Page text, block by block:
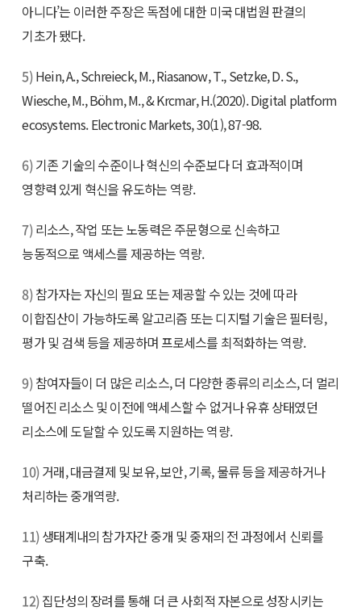
아니다’는 이러한 주장은 독점에 대한 미국 대법원 판결의
기초가 됐다.
5)Hein, A., Schreieck, M., Riasanow, T., Setzke, D. S.,
Wiesche, M., Böhm, M., & Krcmar, H.(2020). Digital platform
ecosystems. Electronic Markets, 30(1), 87-98.
6)기존 기술의 수준이나 혁신의 수준보다 더 효과적이며
영향력 있게 혁신을 유도하는 역량.
7)리소스, 작업 또는 노동력은 주문형으로 신속하고
능동적으로 액세스를 제공하는 역량.
8)참가자는 자신의 필요 또는 제공할 수 있는 것에 따라
이합집산이 가능하도록 알고리즘 또는 디지털 기술은 필터링,
평가 및 검색 등을 제공하며 프로세스를 최적화하는 역량.
9)참여자들이 더 많은 리소스, 더 다양한 종류의 리소스, 더 멀리
떨어진 리소스 및 이전에 액세스할 수 없거나 유휴 상태였던
리소스에 도달할 수 있도록 지원하는 역량.
10)거래, 대금결제 및 보유, 보안, 기록, 물류 등을 제공하거나
처리하는 중개역량.
11)생태계내의 참가자간 중개 및 중재의 전 과정에서 신뢰를
구축.
12)집단성의 장려를 통해 더 큰 사회적 자본으로 성장시키는